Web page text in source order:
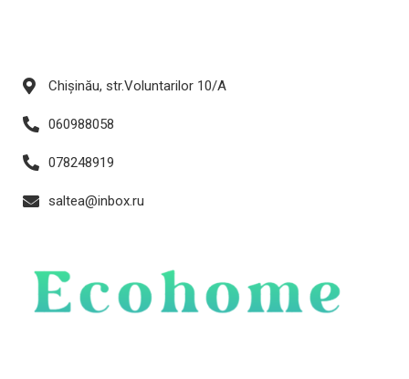
Chișinău, str.Voluntarilor 10/A
060988058
078248919
saltea@inbox.ru